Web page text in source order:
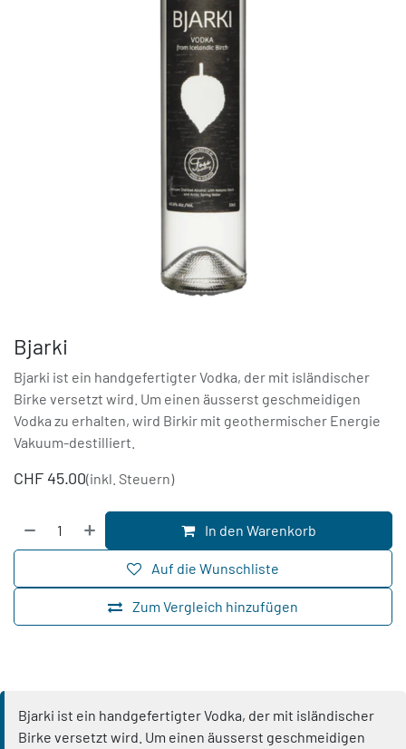
Bjarki
Bjarki ist ein handgefertigter Vodka, der mit isländischer
Birke versetzt wird. Um einen äusserst geschmeidigen
Vodka zu erhalten, wird Birkir mit geothermischer Energie
Vakuum-destilliert.
CHF 45.00(inkl. Steuern)
In den Warenkorb
Zum Vergleich hinzufügen
Auf die Wunschliste
Bjarki ist ein handgefertigter Vodka, der mit isländischer
Birke versetzt wird. Um einen äusserst geschmeidigen